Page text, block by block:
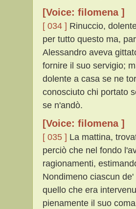
[Voice: filomena ]
[ 034 ] Rinuccio,
per tutto questo ma,
Alessandro aveva
fornire il suo servigio;
dolente a casa se ne
conosciuto chi portato
se n'andò.
[Voice: filomena ]
[ 035 ] La mattina,
perciò che nel fondo
ragionamenti,
Nondimeno ciascun
quello che era
pienamente il suo